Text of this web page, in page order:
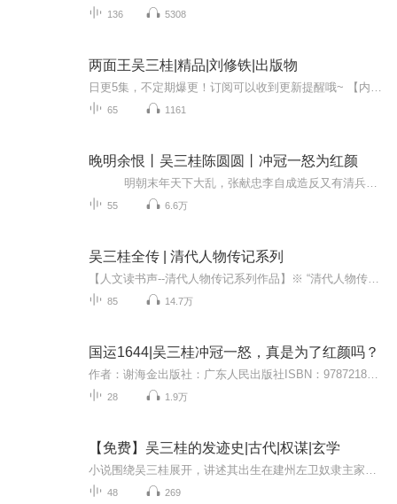
136 5308
两面王吴三桂|精品|刘修铁|出版物
65 1161
晚明余恨丨吴三桂陈圆圆丨冲冠一怒为红颜
55 6.6万
吴三桂全传 | 清代人物传记系列
85 14.7万
国运1644|吴三桂冲冠一怒，真是为了红颜吗？
28 1.9万
【免费】吴三桂的发迹史|古代|权谋|玄学
48 269